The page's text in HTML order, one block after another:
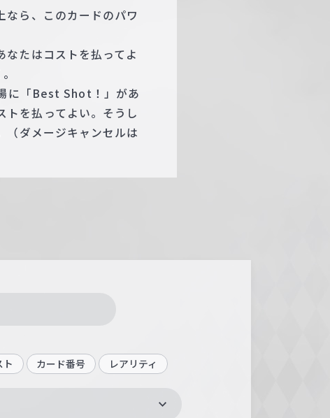
なら、このカードのパワ
なたはコストを払ってよ
に「Best Shot！」があ
トを払ってよい。そうし
（ダメージキャンセルは
ト カード番号 レアリティ